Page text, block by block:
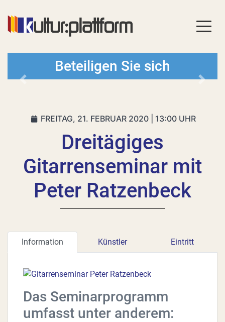
Beteiligen Sie sich
FREITAG, 21. FEBRUAR 2020 | 13:00 UHR
Dreitägiges
Gitarrenseminar mit
Peter Ratzenbeck
Information Künstler Eintritt
Das Seminarprogramm
umfasst unter anderem: